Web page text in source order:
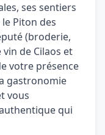
ses sentiers
Piton des
(broderie,
de Cilaos et
votre présence
gastronomie
vous
qui